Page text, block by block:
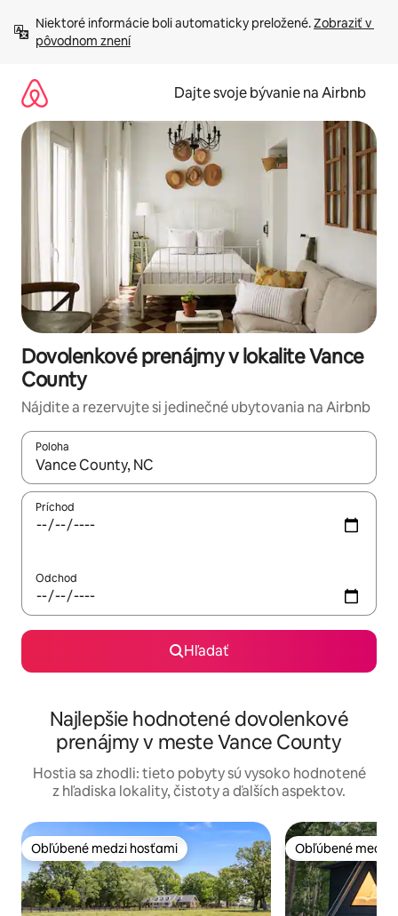
obsah.
Niektoré informácie boli automaticky preložené. Zobraziť v
pôvodnom znení
Dajte svoje bývanie na Airbnb
Dovolenkové prenájmy v lokalite Vance
County
Nájdite a rezervujte si jedinečné ubytovania na Airbnb
Poloha
Keď budú výsledky k dispozícii, môžete si ich prechádzať
Príchod
Odchod
Hľadať
Najlepšie hodnotené dovolenkové
prenájmy v meste Vance County
Hostia sa zhodli: tieto pobyty sú vysoko hodnotené
z hľadiska lokality, čistoty a ďalších aspektov.
Obľúbené medzi hosťami
Obľúbené medzi hosťami Obľúbené medzi
Obľúbené medzi